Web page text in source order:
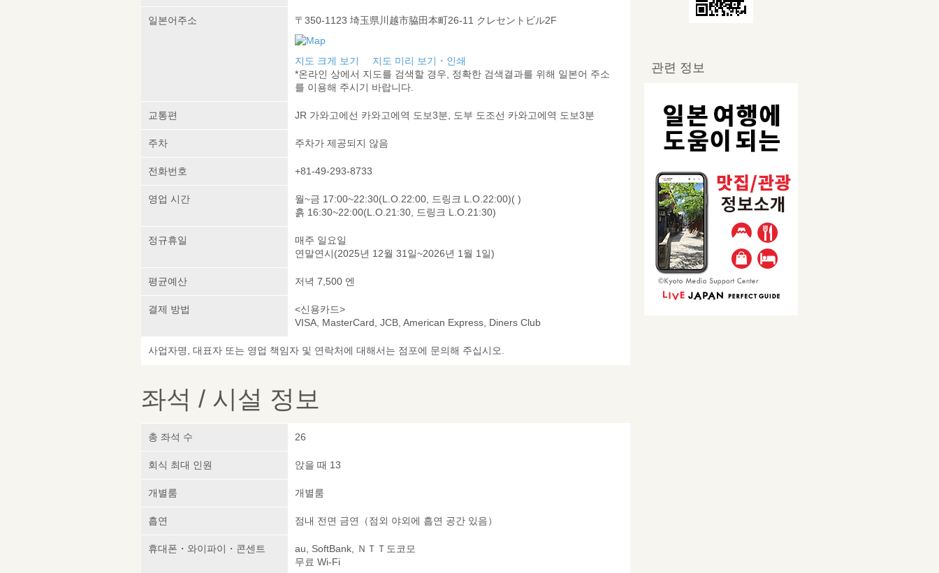
일본어주소 〒350-1123 埼玉県川越市脇田本町26-11 クレセントビル2F
지도 크게 보기
지도 미리 보기・인쇄
*온라인 상에서 지도를 검색할 경우, 정확한 검색결과를 위해 일본어 주소
를 이용해 주시기 바랍니다.
교통편 JR 가와고에선 카와고에역 도보3분, 도부 도조선 카와고에역 도보3분
주차 주차가 제공되지 않음
전화번호 +81-49-293-8733
영업 시간
월~금 17:00~22:30(L.O.22:00, 드링크 L.O.22:00)( )
흙 16:30~22:00(L.O.21:30, 드링크 L.O.21:30)
정규휴일
매주 일요일
연말연시(2025년 12월 31일~2026년 1월 1일)
평균예산 저녁 7,500 엔
결제 방법
<신용카드>
VISA, MasterCard, JCB, American Express, Diners Club
사업자명, 대표자 또는 영업 책임자 및 연락처에 대해서는 점포에 문의해 주십시오.
좌석 / 시설 정보
총 좌석 수 26
회식 최대 인원 앉을 때 13
개별룸 개별룸
흡연 점내 전면 금연（점외 야외에 흡연 공간 있음）
휴대폰・와이파이・콘센트
au, SoftBank, ＮＴＴ도코모
무료 Wi-Fi
관련 정보